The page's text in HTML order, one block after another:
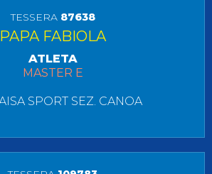
TESSERA 87638
PAPA FABIOLA
ATLETA
MASTER E
SPORT SEZ. CANOA